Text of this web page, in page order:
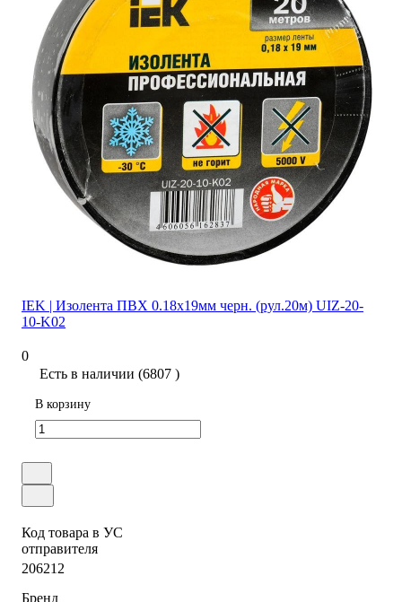
IEK | Изолента ПВХ 0.18х19мм черн. (рул.20м) UIZ-20-
10-K02
0
Есть в наличии (6807 )
В корзину
Код товара в УС
отправителя
206212
Бренд